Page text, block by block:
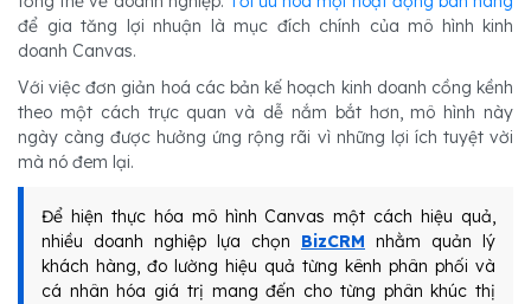
để gia tăng lợi nhuận là mục đích chính của mô hình kinh
doanh Canvas.
Với việc đơn giản hoá các bản kế hoạch kinh doanh cồng kềnh
theo một cách trực quan và dễ nắm bắt hơn, mô hình này
ngày càng được hưởng ứng rộng rãi vì những lợi ích tuyệt vời
mà nó đem lại.
Để hiện thực hóa mô hình Canvas một cách hiệu quả,
nhiều doanh nghiệp lựa chọn BizCRM nhằm quản lý
khách hàng, đo lường hiệu quả từng kênh phân phối và
cá nhân hóa giá trị mang đến cho từng phân khúc thị